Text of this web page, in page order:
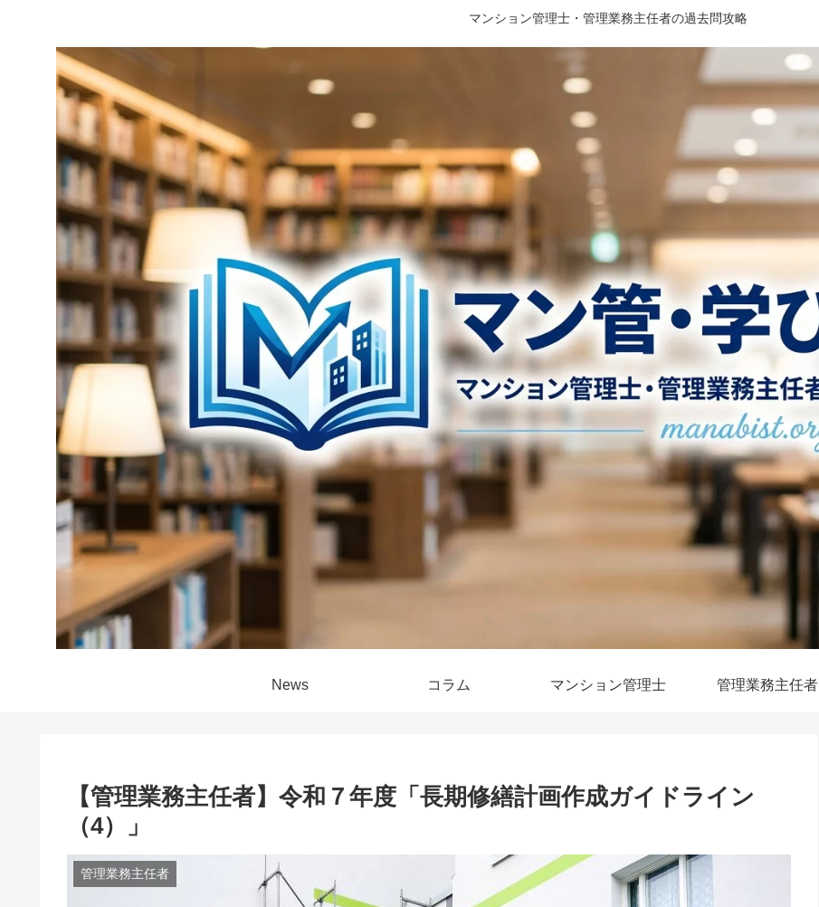
マンション管理士・管理業務主任者の過去問攻略
News コラム マンション管理士 管理業務主任者
【管理業務主任者】令和７年度「長期修繕計画作成ガイドライン
（4）」
管理業務主任者